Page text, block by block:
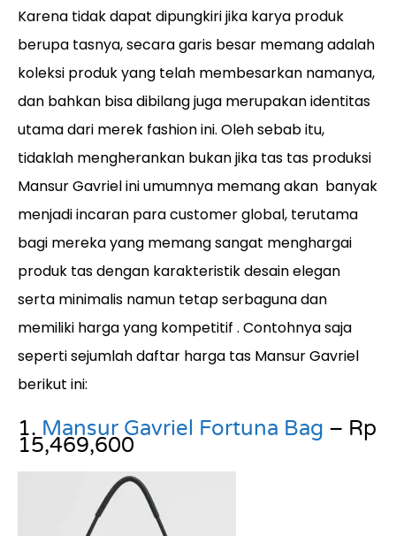
Karena tidak dapat dipungkiri jika karya produk
berupa tasnya, secara garis besar memang adalah
koleksi produk yang telah membesarkan namanya,
dan bahkan bisa dibilang juga merupakan identitas
utama dari merek fashion ini. Oleh sebab itu,
tidaklah mengherankan bukan jika tas tas produksi
Mansur Gavriel ini umumnya memang akan banyak
menjadi incaran para customer global, terutama
bagi mereka yang memang sangat menghargai
produk tas dengan karakteristik desain elegan
serta minimalis namun tetap serbaguna dan
memiliki harga yang kompetitif . Contohnya saja
seperti sejumlah daftar harga tas Mansur Gavriel
berikut ini:
1. Mansur Gavriel Fortuna Bag – Rp
15,469,600